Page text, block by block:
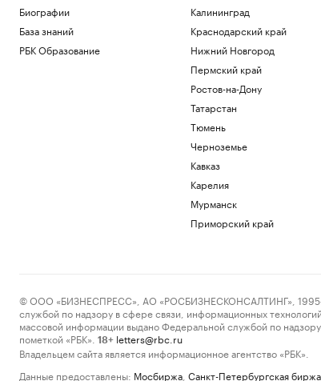
Биографии
База знаний
РБК Образование
Калининград
Краснодарский край
Нижний Новгород
Пермский край
Ростов-на-Дону
Татарстан
Тюмень
Черноземье
Кавказ
Карелия
Мурманск
Приморский край
© ООО «БИЗНЕСПРЕСС», АО «РОСБИЗНЕСКОНСАЛТИНГ»,
службой по надзору в сфере связи, информационных
массовой информации выдано Федеральной службой по
пометкой «РБК».
18+ letters@rbc.ru
Владельцем сайта является информационное агентство «РБК».
Данные предоставлены: Мосбиржа Санкт-Петербургская биржа